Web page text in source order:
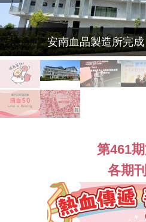
安南血品製造所完
第461
各期